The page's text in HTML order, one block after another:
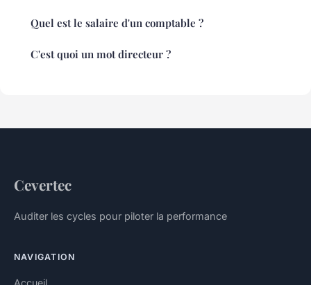
Quel est le salaire d'un comptable ?
C'est quoi un mot directeur ?
Cevertec
Auditer les cycles pour piloter la performance
NAVIGATION